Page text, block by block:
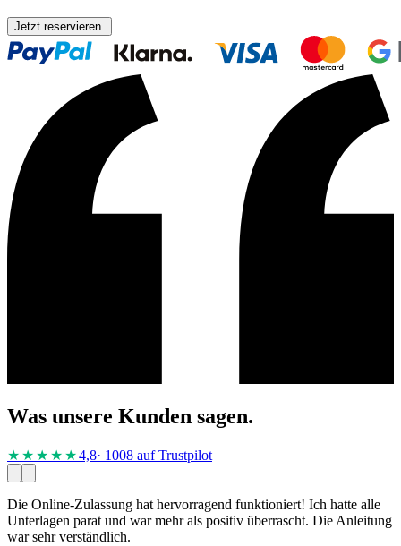
Jetzt reservieren
Was unsere Kunden sagen.
★★★★ ★4,8· 1008 auf Trustpilot
Die Online-Zulassung hat hervorragend funktioniert! Ich hatte alle
Unterlagen parat und war mehr als positiv überrascht. Die Anleitung
war sehr verständlich.